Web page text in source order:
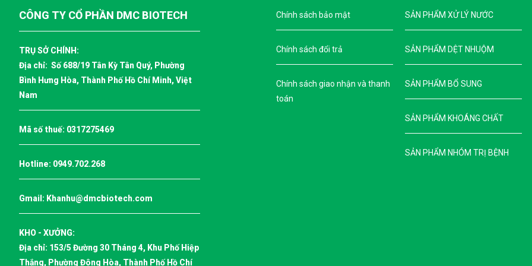
CÔNG TY CỔ PHẦN DMC BIOTECH
TRỤ SỞ CHÍNH:
Địa chỉ: Số 688/19 Tân Kỳ Tân Quý, Phường
Bình Hưng Hòa, Thành Phố Hồ Chí Minh, Việt
Nam
Mã số thuế: 0317275469
Hotline: 0949.702.268
Gmail: Khanhu@dmcbiotech.com
KHO - XƯỞNG:
Địa chỉ: 153/5 Đường 30 Tháng 4, Khu Phố Hiệp
Thắng, Phường Đông Hòa, Thành Phố Hồ Chí
Chính sách bảo mật
Chính sách đổi trả
Chính sách giao nhận và thanh
toán
SẢN PHẨM XỬ LÝ NƯỚC
SẢN PHẨM DỆT NHUỘM
SẢN PHẨM BỔ SUNG
SẢN PHẨM KHOÁNG CHẤT
SẢN PHẨM NHÓM TRỊ BỆNH